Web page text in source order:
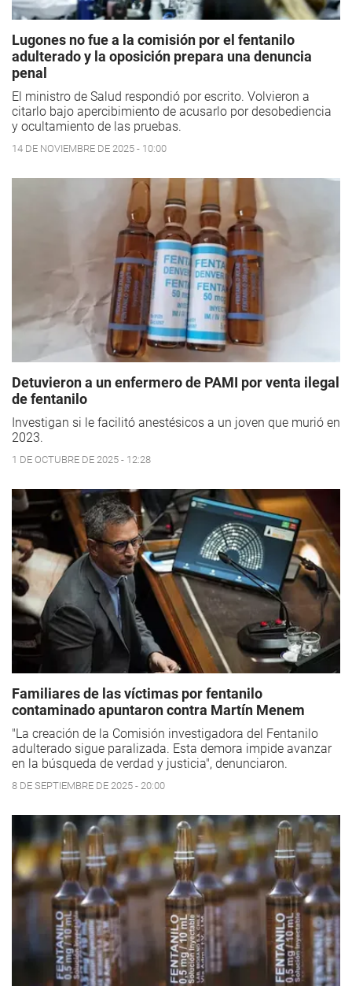
Lugones no fue a la comisión por el fentanilo
adulterado y la oposición prepara una denuncia
penal
El ministro de Salud respondió por escrito. Volvieron a
citarlo bajo apercibimiento de acusarlo por desobediencia
y ocultamiento de las pruebas.
14 DE NOVIEMBRE DE 2025 - 10:00
Detuvieron a un enfermero de PAMI por venta ilegal
de fentanilo
Investigan si le facilitó anestésicos a un joven que murió en
2023.
1 DE OCTUBRE DE 2025 - 12:28
Familiares de las víctimas por fentanilo
contaminado apuntaron contra Martín Menem
"La creación de la Comisión investigadora del Fentanilo
adulterado sigue paralizada. Esta demora impide avanzar
en la búsqueda de verdad y justicia", denunciaron.
8 DE SEPTIEMBRE DE 2025 - 20:00